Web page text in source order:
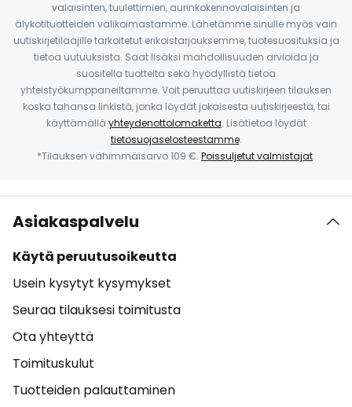
valaisinten, tuulettimien, aurinkokennovalaisinten ja
älykotituotteiden valikoimastamme. Lähetämme sinulle myös vain
uutiskirjetilaajille tarkoitetut erikoistarjouksemme, tuotesuosituksia ja
tietoa uutuuksista. Saat lisäksi mahdollisuuden arvioida ja
suositella tuotteita sekä hyödyllistä tietoa
yhteistyökumppaneiltamme. Voit peruuttaa uutiskirjeen tilauksen
koska tahansa linkistä, jonka löydät jokaisesta uutiskirjeestä, tai
käyttämällä yhteydenottolomaketta. Lisätietoa löydät
tietosuojaselosteestamme.
*Tilauksen vähimmäisarvo 109 €. Poissuljetut valmistajat.
Asiakaspalvelu
Käytä peruutusoikeutta
Usein kysytyt kysymykset
Seuraa tilauksesi toimitusta
Ota yhteyttä
Toimituskulut
Tuotteiden palauttaminen